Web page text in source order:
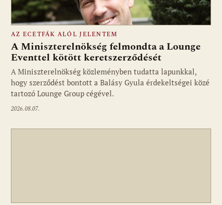
Fotó: media1.hu
AZ ECETFÁK ALÓL JELENTEM
A Miniszterelnökség felmondta a Lounge
Eventtel kötött keretszerződését
A Miniszterelnökség közleményben tudatta lapunkkal,
hogy szerződést bontott a Balásy Gyula érdekeltségei közé
tartozó Lounge Group cégével.
2026.08.07.